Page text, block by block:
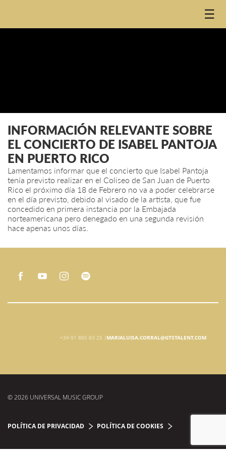
☰
INFORMACIÓN RELEVANTE SOBRE
EL CONCIERTO DE ISABEL PANTOJA
EN PUERTO RICO
Lamentamos informar que el concierto que Isabel Pantoja
tenía previsto realizar en el Coliseo de San Juan de Puerto
Rico el próximo día 18 de Febrero no va a poder celebrarse
en el día previsto, debido al visado de la artista, que fue
concedido en primera instancia por la Embajada
norteamericana pero denegado en una segunda revisión
hace apenas unos días.
+34 91 865 63 25 | MARIALUISA.CORRAL@GTSTALENT.COM
© 2026 UNIVERSAL MUSIC GROUP
POLÍTICA DE PRIVACIDAD POLÍTICA DE COOKIES